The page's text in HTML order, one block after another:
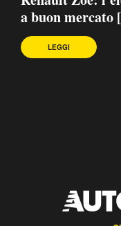
a buon mercato
LEGGI